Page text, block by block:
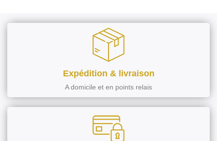
Expédition & livraison
A domicile et en points relais